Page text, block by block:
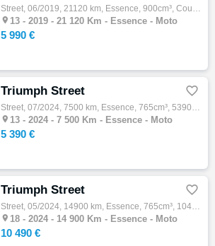
Street, 06/2019, 21120 km, Essence, 900cm³, Couleur vert, 5990 € Equipements : La moto est équipée d'un saute vent, d'un porte bagages et d…
 13 - 2019 - 21 120 Km - Essence - Moto
5 990 €
Triumph Street 
Street, 07/2024, 7500 km, Essence, 765cm³, 5390 € Equipements : MOTO ACCIDENTÉE PROCEDURE .RSV ,VENDU SANS GARANTIE POUR PROFESSIONNELS Fra…
 13 - 2024 - 7 500 Km - Essence - Moto
5 390 €
Triumph Street 
Street, 05/2024, 14900 km, Essence, 765cm³, 10490 € Equipements : A VENDRE !!! TRIUMPH STREET 765 RS 2024 ENTRETIENT TRIUMPH A JOUR AUCUN F…
 18 - 2024 - 14 900 Km - Essence - Moto
10 490 €